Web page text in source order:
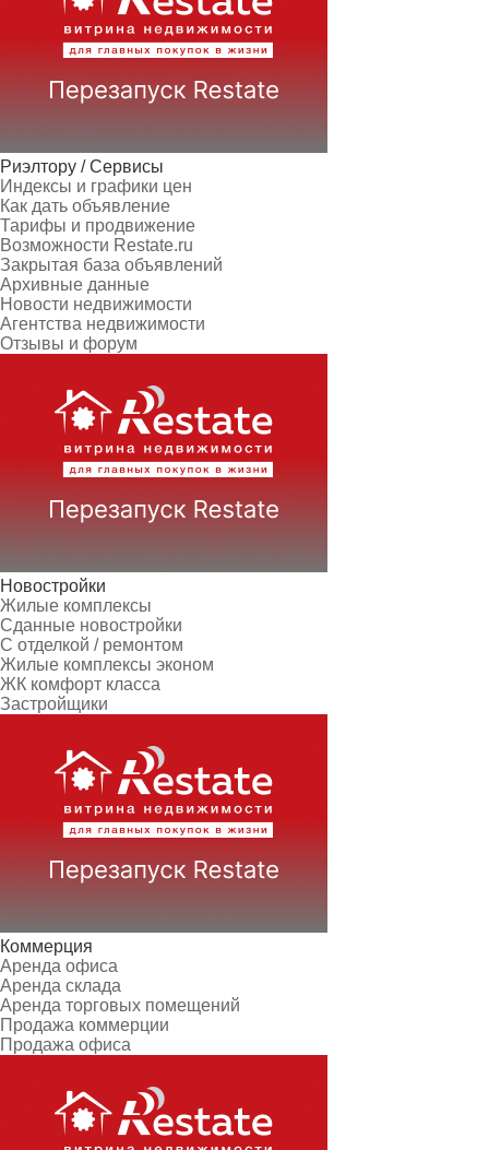
Риэлтору / Сервисы
Индексы и графики цен
Как дать объявление
Тарифы и продвижение
Возможности Restate.ru
Закрытая база объявлений
Архивные данные
Новости недвижимости
Агентства недвижимости
Отзывы и форум
Новостройки
Жилые комплексы
Сданные новостройки
С отделкой / ремонтом
Жилые комплексы эконом
ЖК комфорт класса
Застройщики
Коммерция
Аренда офиса
Аренда склада
Аренда торговых помещений
Продажа коммерции
Продажа офиса